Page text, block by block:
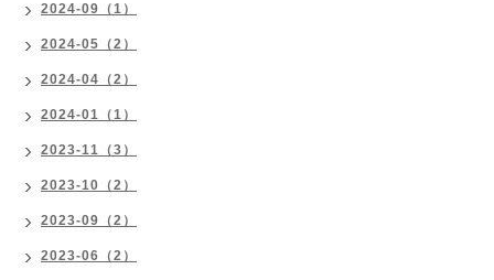
2024-09（1）
2024-05（2）
2024-04（2）
2024-01（1）
2023-11（3）
2023-10（2）
2023-09（2）
2023-06（2）